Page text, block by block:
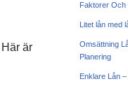
är
Faktorer Och
Litet lån med
Omsättning
Planering
Enklare Lån